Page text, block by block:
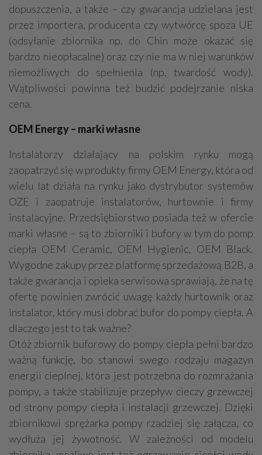
dopuszczenia, a także – czy gwarancja udzielana jest
przez importera, producenta czy wytwórcę spoza UE
(odsyłanie zbiornika np. do Chin może okazać się
bardzo nieopłacalne) oraz czy nie ma w niej warunków
niemożliwych do spełnienia (np. twardość wody).
Wątpliwości powinna też budzić podejrzanie niska
cena.
OEM Energy – marki własne
Instalatorzy działający na polskim rynku mogą
zaopatrzyć się w produkty firmy OEM Energy, która od
wielu lat działa na rynku jako dystrybutor systemów
OZE i zaopatruje instalatorów, hurtownie i firmy
instalacyjne. Przedsiębiorstwo posiada też w ofercie
marki własne – są to zbiorniki i bufory w tym do pomp
ciepła OEM Ceramic, OEM Hygienic, OEM Black.
Wygodne zakupy przez platformę sprzedażową B2B, a
także gwarancja i opieka serwisowa sprawiają, że na tę
ofertę powinien zwrócić uwagę każdy hurtownik oraz
instalator, który musi dobrać bufor do pompy ciepła. A
dlaczego jest to tak ważne?
Otóż zbiornik buforowy do pompy ciepła pełni bardzo
ważną funkcję, bo stanowi swego rodzaju magazyn
energii cieplnej, która jest potrzebna do rozmrażania
pompy, a także stabilizuje przepływ cieczy grzewczej
od strony pompy ciepła i instalacji grzewczej. Dzięki
zbiornikowi sprężarka pompy rzadziej się załącza, co
wydłuża jej żywotność. W zależności od modelu